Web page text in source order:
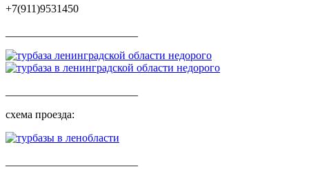
+7(911)9531450
схема проезда: